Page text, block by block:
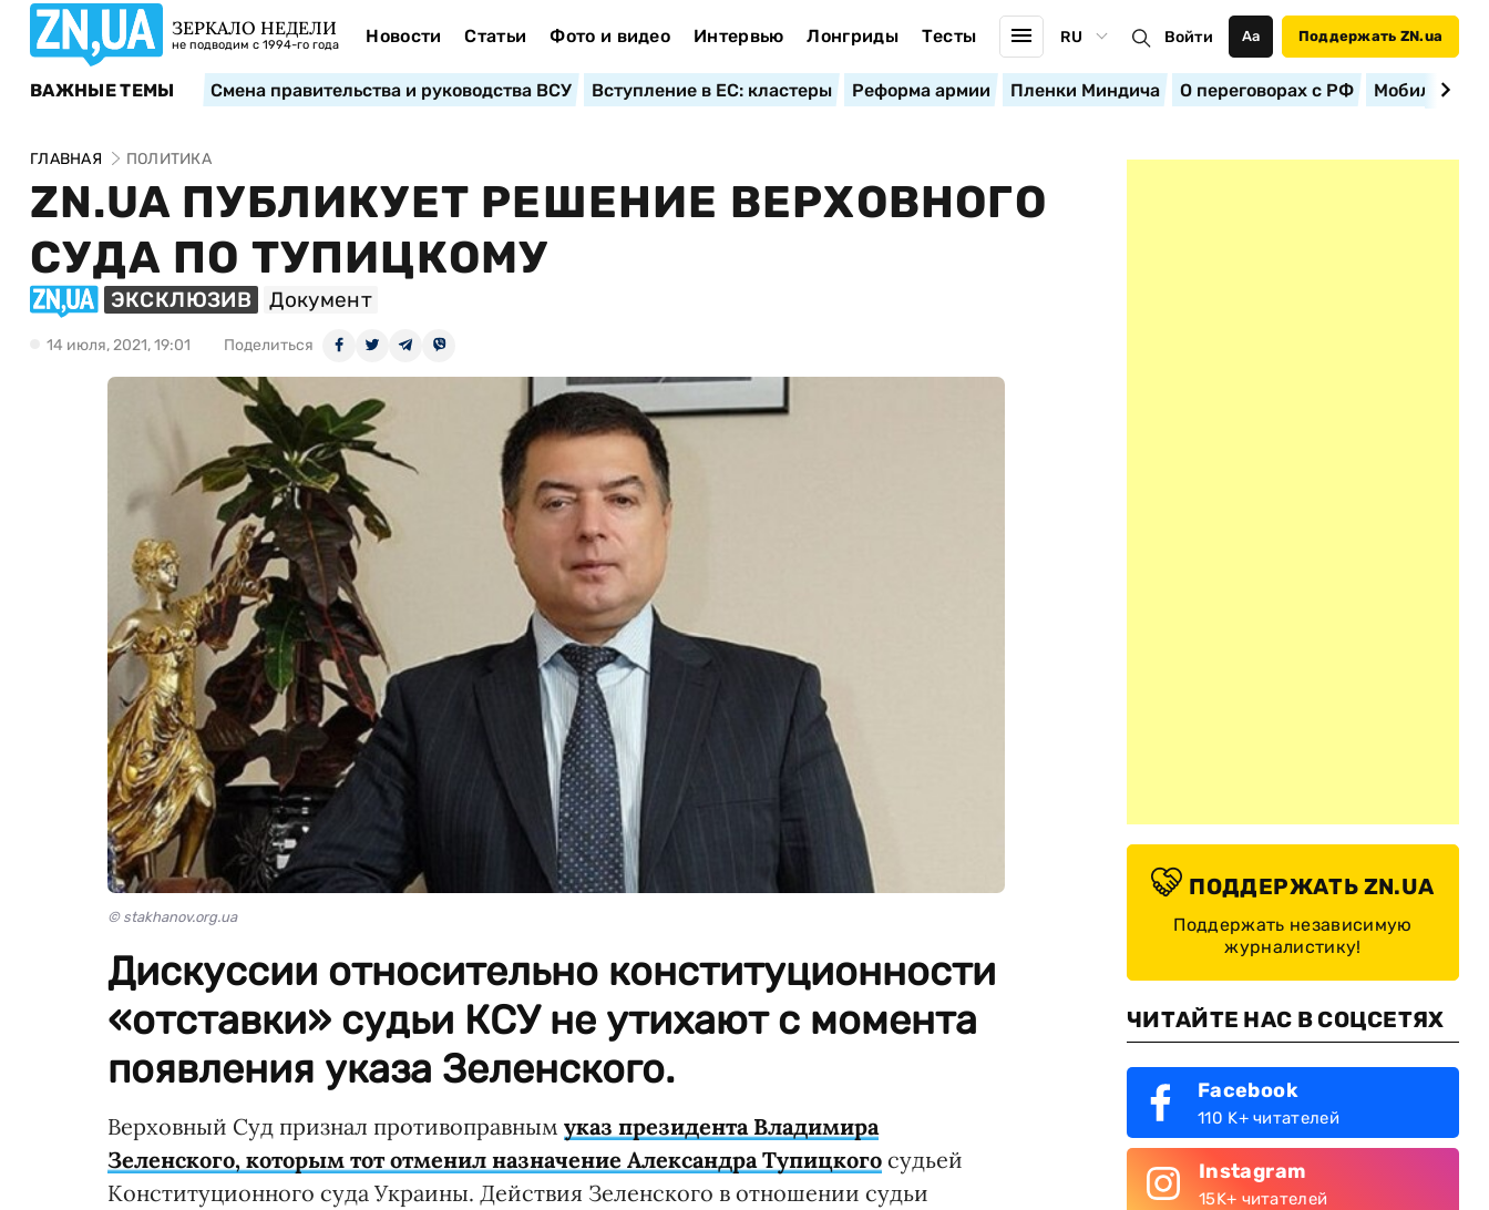
ЗЕРКАЛО НЕДЕЛИ
не подводим с 1994-го года Новости Статьи Фото и видео Интервью Лонгриды Тесты RU Войти Аа Поддержать ZN.ua
ВАЖНЫЕ ТЕМЫ Смена правительства и руководства ВСУ Вступление в ЕС: кластеры Реформа армии Пленки Миндича О переговорах с РФ
ГЛАВНАЯ ПОЛИТИКА
ZN.UA ПУБЛИКУЕТ РЕШЕНИЕ ВЕРХОВНОГО
СУДА ПО ТУПИЦКОМУ
ЭКСКЛЮЗИВ Документ
14 июля, 2021, 19:01 Поделиться
© stakhanov.org.ua
Дискуссии относительно конституционности
«отставки» судьи КСУ не утихают с момента
появления указа Зеленского.
Верховный Суд признал противоправным указ президента Владимира
Зеленского, которым тот отменил назначение Александра Тупицкого судьей
Конституционного суда Украины. Действия Зеленского в отношении судьи
ПОДДЕРЖАТЬ ZN.UA
Поддержать независимую
журналистику!
ЧИТАЙТЕ НАС В СОЦСЕТЯХ
Facebook
110 K+ читателей
Instagram
15K+ читателей